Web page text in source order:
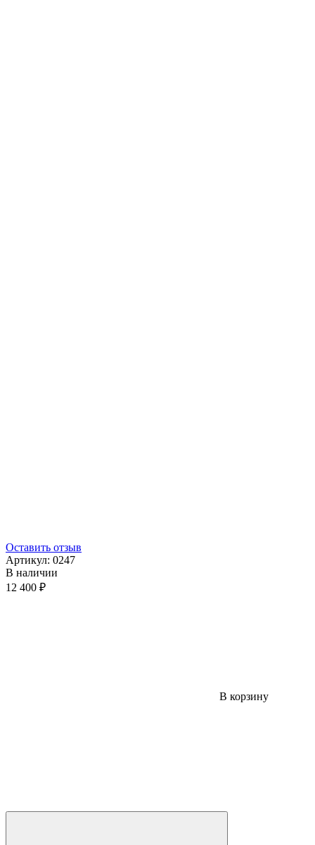
Оставить отзыв
Артикул: 0247
В наличии
12 400 ₽
В корзину